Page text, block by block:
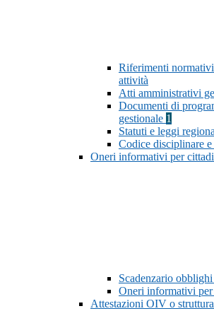
Riferimenti
attività
Atti amministrativi
Documenti di
gestionale 1
Statuti e leggi
Codice disciplinare
Oneri informativi per
Scadenzario
Oneri informativi
Attestazioni OIV o